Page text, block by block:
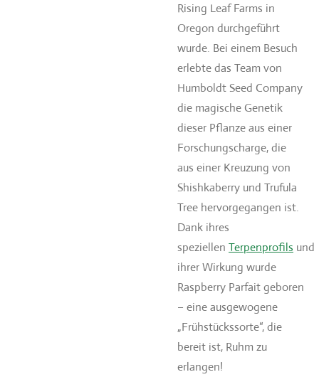
Rising Leaf Farms in
Oregon durchgeführt
wurde. Bei einem Besuch
erlebte das Team von
Humboldt Seed Company
die magische Genetik
dieser Pflanze aus einer
Forschungscharge, die
aus einer Kreuzung von
Shishkaberry und Trufula
Tree hervorgegangen ist.
Dank ihres
speziellen Terpenprofils und
ihrer Wirkung wurde
Raspberry Parfait geboren
– eine ausgewogene
„Frühstückssorte“, die
bereit ist, Ruhm zu
erlangen!